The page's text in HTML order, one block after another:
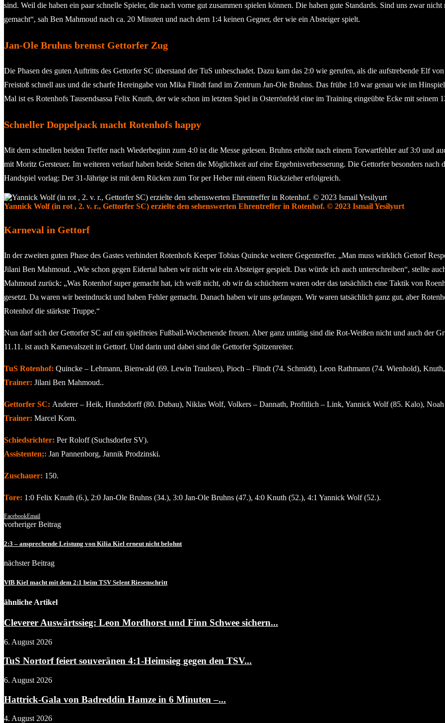
sind. Weil die haben ein paar schnelle Spieler, die nach vorne gut zusammen spielen können. Die haben gute Standards. Sind uns zwar
gemacht“, sah Ben Mahmoud nach ca. 20 Minuten und nach dem 1:4 keinen Gegner, der wie ein Absteiger spielt.
Jan-Ole Bruhns bremst Gettorfer Zug
Die Phasen des guten Auftritts des Gettorfer SC überstand der TuS unbeschadet. Dazu kam das 2:0 wie gerufen, als die aufstrebende Elf
Freistoß schnell aus und die scharfe Hereingabe von Mika Flindt fand im Zentrum Jan-Ole Bruhns. Das frühe 1:0 war genau wie im
Mal ist es Rotenhofs Tausendsassa Felix Knuth, der wie schon im letzten Spiel in Osterrönfeld eine im Training eingeübte Ecke mit seinem
Schneller Doppelpack macht Rotenhofs happy
Mit dem schnellen beiden Treffer nach Wiederbeginn zum 4:0 ist die Messe gelesen. Bruhns erhöht nach einem Torwartfehler auf 3:0 und
mit Moritz Gersteuer. Im weiteren verlauf haben beide Seiten die Möglichkeit auf eine Ergebnisverbesserung. Die Gettorfer besonders
Handspiel vorlag: Der 31-Jährige ist mit dem Rücken zum Tor per Heber mit einem Rückzieher erfolgreich.
Yannick Wolf (in rot , 2. v. r., Gettorfer SC) erzielte den sehenswerten Ehrentreffer in Rotenhof. © 2023 Ismail Yesilyurt
Karneval in Gettorf
In der zweiten guten Phase des Gastes verhindert Rotenhofs Keeper Tobias Quincke weitere Gegentreffer. „Man muss wirklich Gettorf
Jilani Ben Mahmoud. „Wie schon gegen Eidertal haben wir nicht wie ein Absteiger gespielt. Das würde ich auch unterschreiben“, stellte
Mahmoud zurück: „Was Rotenhof super gemacht hat, ich weiß nicht, ob wir da schüchtern waren oder das tatsächlich eine Taktik von
gesetzt. Da waren wir beeindruckt und haben Fehler gemacht. Danach haben wir uns gefangen. Wir waren tatsächlich ganz gut, aber
Rotenhof die stärkste Truppe.“
Nun darf sich der Gettorfer SC auf ein spielfreies Fußball-Wochenende freuen. Aber ganz untätig sind die Rot-Weißen nicht und auch der
11.11. ist auch Karnevalszeit in Gettorf. Und darin und dabei sind die Gettorfer Spitzenreiter.
TuS Rotenhof: Quincke – Lehmann, Bienwald (69. Lewin Traulsen), Pioch – Flindt (74. Schmidt), Leon Rathmann (74. Wienhold),
Trainer: Jilani Ben Mahmoud..
Gettorfer SC: Anderer – Heik, Hundsdorff (80. Dubau), Niklas Wolf, Volkers – Dannath, Profitlich – Link, Yannick Wolf (85. Kalo),
Trainer: Marcel Korn.
Schiedsrichter: Per Roloff (Suchsdorfer SV).
Assistenten;: Jan Pannenborg, Jannik Prodzinski.
Zuschauer: 150.
Tore: 1:0 Felix Knuth (6.), 2:0 Jan-Ole Bruhns (34.), 3:0 Jan-Ole Bruhns (47.), 4:0 Knuth (52.), 4:1 Yannick Wolf (52.).
FacebookEmail
vorheriger Beitrag
2:3 – ansprechende Leistung von Kilia Kiel erneut nicht belohnt
nächster Beitrag
VfB Kiel macht mit dem 2:1 beim TSV Selent Riesenschritt
ähnliche Artikel
Cleverer Auswärtssieg: Leon Mordhorst und Finn Schwee sichern...
6. August 2026
TuS Nortorf feiert souveränen 4:1-Heimsieg gegen den TSV...
6. August 2026
Hattrick-Gala von Badreddin Hamze in 6 Minuten –...
4. August 2026